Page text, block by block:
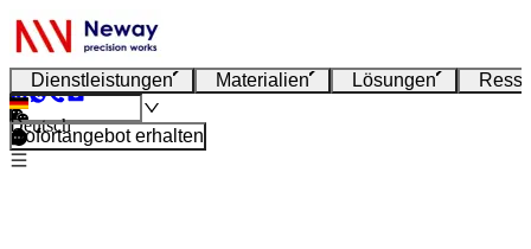
Dienstleistungen Materialien Lösungen
Deutsch
Sofortangebot erhalten